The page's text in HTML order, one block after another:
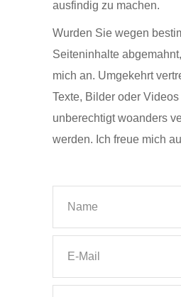
ausfindig zu machen.
Wurden Sie wegen
Seiteninhalte
mich an. Umgekehrt
Texte, Bilder oder
unberechtigt woanders
werden. Ich freue mich